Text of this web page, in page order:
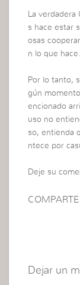
La
s hace estar
osas
n lo que hace.
Por lo tanto,
gún
encionado
uso no
so, entienda
ntece por
Deje su
Dejar un